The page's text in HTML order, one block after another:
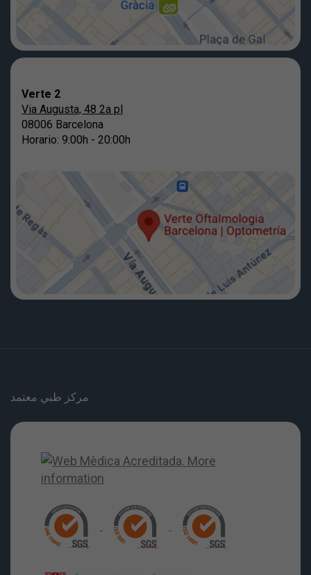
Verte 2
Via Augusta, 48 2a pl
08006 Barcelona
Horario: 9:00h - 20:00h
مركز طبي معتمد